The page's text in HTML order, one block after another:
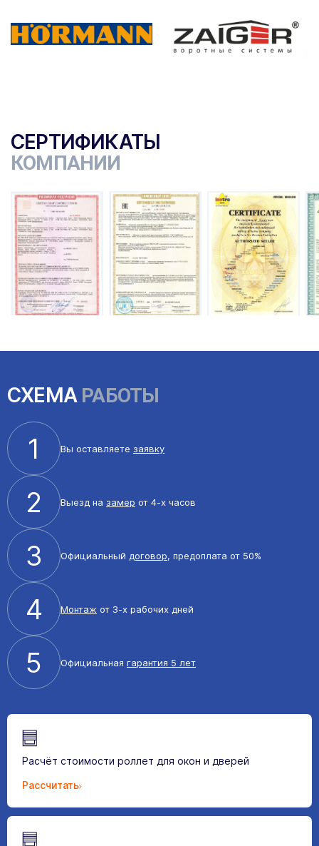
СЕРТИФИКАТЫ
КОМПАНИИ
СХЕМАРАБОТЫ
1 Вы оставляете заявку
2 Выезд на замер от 4-х часов
3 Официальный договор, предоплата от 50%
4 Монтаж от 3-х рабочих дней
5 Официальная гарантия 5 лет
Расчёт стоимости роллет для окон и дверей
Рассчитать